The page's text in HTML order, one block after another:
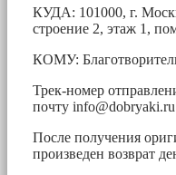
КУДА: 101000, г.
строение 2, этаж 1,
КОМУ:
Трек-номер
почту info@dobryaki.ru
После получения
произведен возврат